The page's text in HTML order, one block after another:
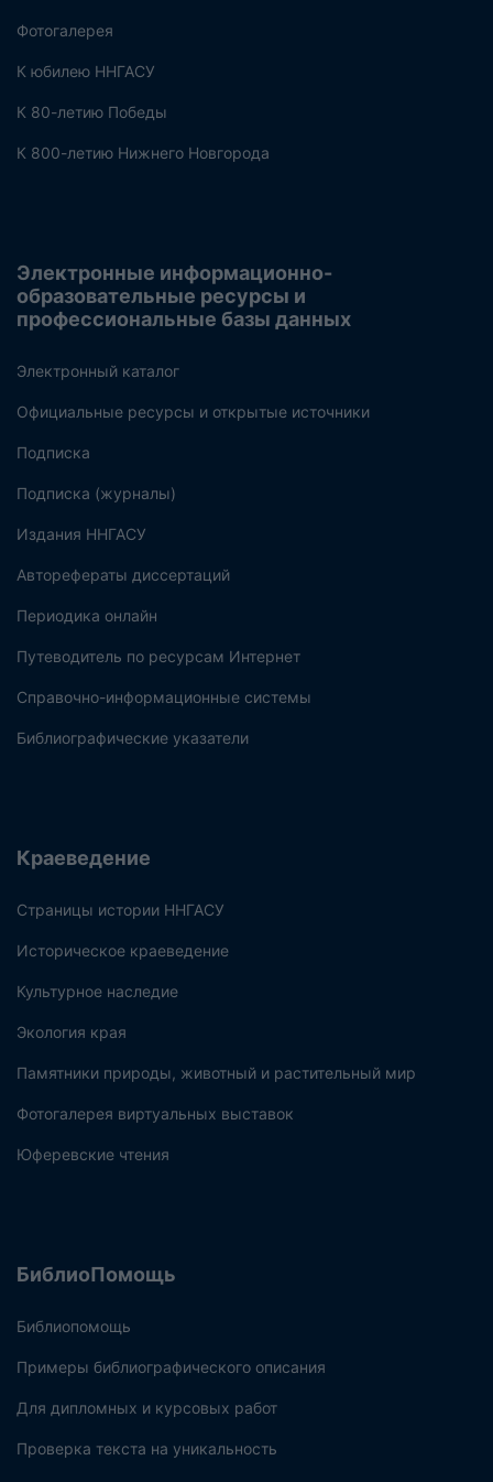
Фотогалерея
К юбилею ННГАСУ
К 80-летию Победы
К 800-летию Нижнего Новгорода
Электронные информационно-
образовательные ресурсы и
профессиональные базы данных
Электронный каталог
Официальные ресурсы и открытые источники
Подписка
Подписка (журналы)
Издания ННГАСУ
Авторефераты диссертаций
Периодика онлайн
Путеводитель по ресурсам Интернет
Справочно-информационные системы
Библиографические указатели
Краеведение
Страницы истории ННГАСУ
Историческое краеведение
Культурное наследие
Экология края
Памятники природы, животный и растительный мир
Фотогалерея виртуальных выставок
Юферевские чтения
БиблиоПомощь
Библиопомощь
Примеры библиографического описания
Для дипломных и курсовых работ
Проверка текста на уникальность